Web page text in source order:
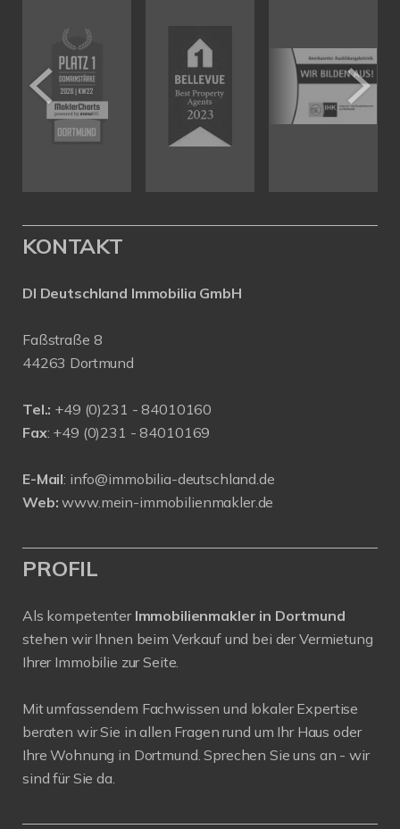
KONTAKT
DI Deutschland Immobilia GmbH
Faßstraße 8
44263 Dortmund
Tel.: +49 (0)231 - 84010160
Fax: +49 (0)231 - 84010169
E-Mail: info@immobilia-deutschland.de
Web: www.mein-immobilienmakler.de
PROFIL
Als kompetenter Immobilienmakler in Dortmund
stehen wir Ihnen beim Verkauf und bei der Vermietung
Ihrer Immobilie zur Seite.
Mit umfassendem Fachwissen und lokaler Expertise
beraten wir Sie in allen Fragen rund um Ihr Haus oder
Ihre Wohnung in Dortmund. Sprechen Sie uns an - wir
sind für Sie da.